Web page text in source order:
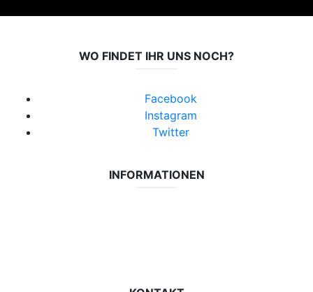
WO FINDET IHR UNS NOCH?
Facebook
Instagram
Twitter
INFORMATIONEN